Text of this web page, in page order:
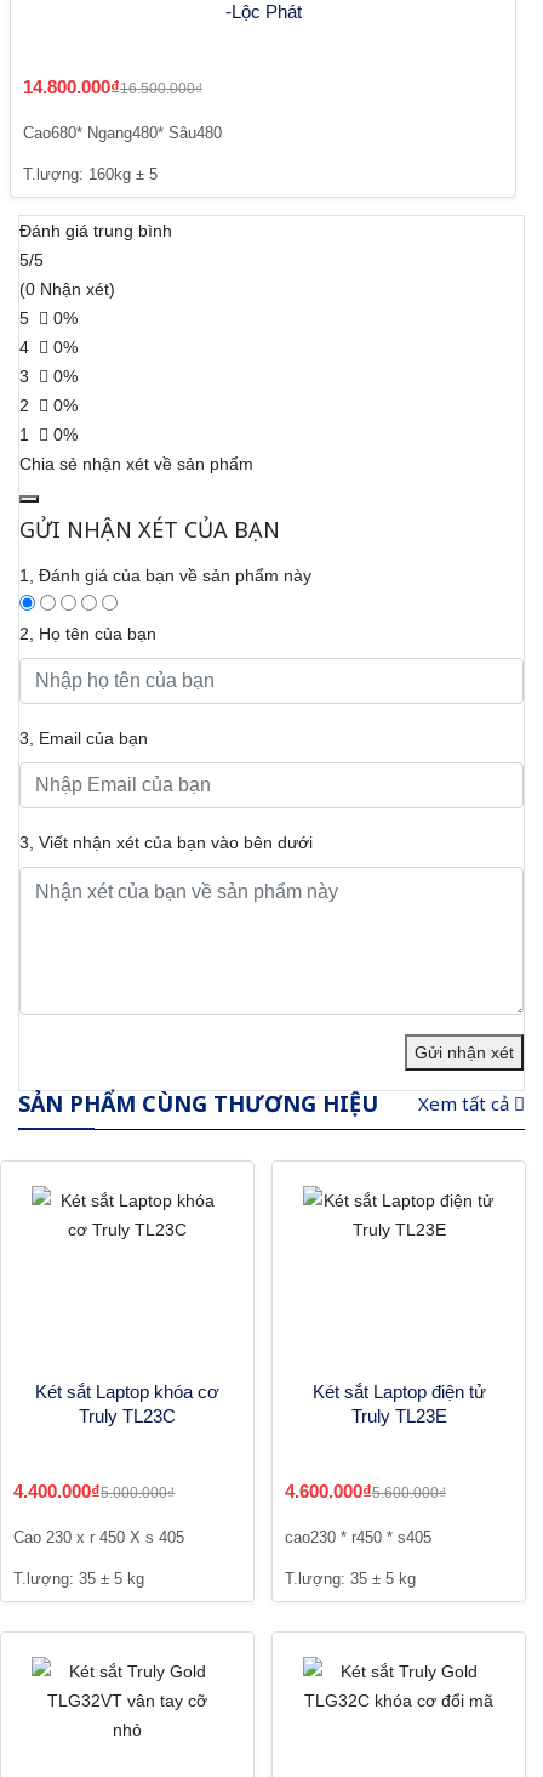
-Lộc Phát
14.800.000₫16.500.000₫
Cao680* Ngang480* Sâu480
T.lượng: 160kg ± 5
Đánh giá trung bình
5/5
(0 Nhận xét)
5
0%
4
0%
3
0%
2
0%
1
0%
Chia sẻ nhận xét về sản phẩm
GỬI NHẬN XÉT CỦA BẠN
1, Đánh giá của bạn về sản phẩm này
2, Họ tên của bạn
3, Email của bạn
3, Viết nhận xét của bạn vào bên dưới
Gửi nhận xét
SẢN PHẨM CÙNG THƯƠNG HIỆU Xem tất cả
Két sắt Laptop khóa cơ
Truly TL23C
4.400.000₫5.000.000₫
Cao 230 x r 450 X s 405
T.lượng: 35 ± 5 kg
Két sắt Laptop điện tử
Truly TL23E
4.600.000₫5.600.000₫
cao230 * r450 * s405
T.lượng: 35 ± 5 kg